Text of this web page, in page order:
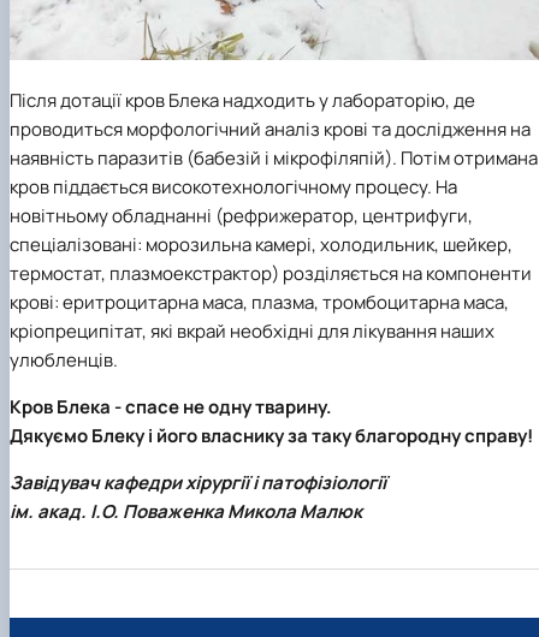
Після дотації кров Блека надходить у лабораторію, де
проводиться морфологічний аналіз крові та дослідження на
наявність паразитів (бабезій і мікрофіляпій). Потім отримана
кров піддається високотехнологічному процесу. На
новітньому обладнанні (рефрижератор, центрифуги,
спеціалізовані: морозильна камері, холодильник, шейкер,
термостат, плазмоекстрактор) розділяється на компоненти
крові: еритроцитарна маса, плазма, тромбоцитарна маса,
кріопреципітат, які вкрай необхідні для лікування наших
улюбленців.
Кров Блека - спасе не одну тварину.
Дякуємо Блеку і його власнику за таку благородну справу!
Завідувач кафедри хірургії і патофізіології
ім. акад. І.О. Поваженка Микола Малюк